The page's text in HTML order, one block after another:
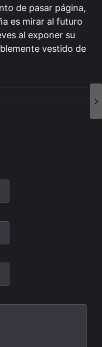
de pasar página,
es mirar al futuro
al exponer su
vestido de